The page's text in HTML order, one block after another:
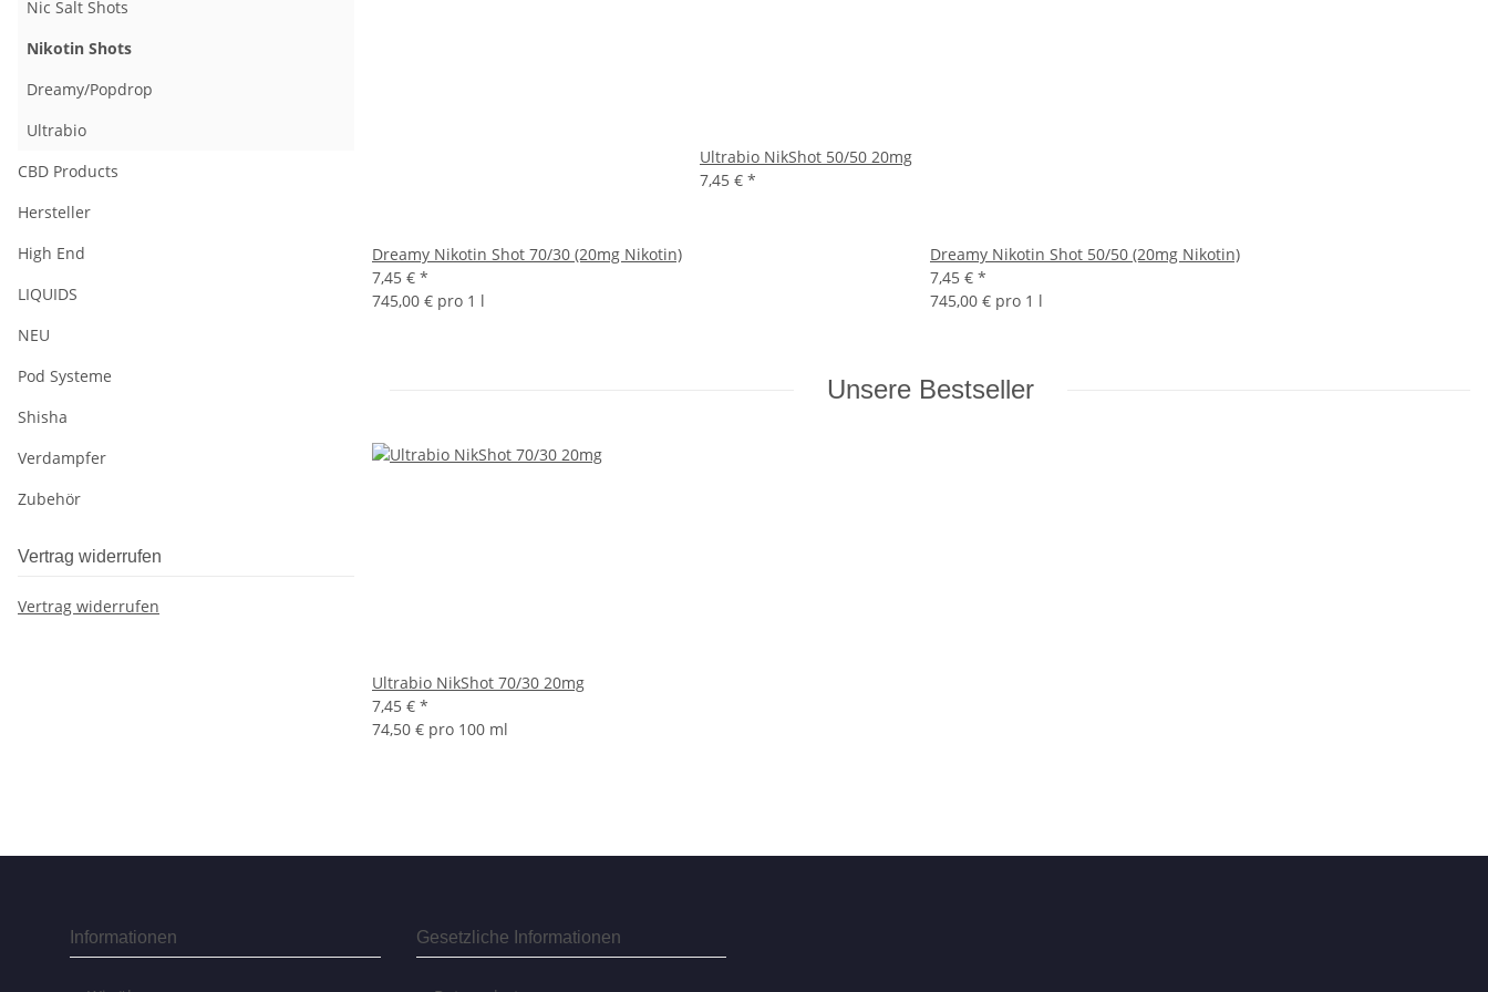
Dreamy Nikotin Shot 70/30 (20mg Nikotin)
7,45 € *
745,00 € pro 1 l
Ultrabio NikShot 50/50 20mg
7,45 € *
Dreamy Nikotin Shot 50/50 (20mg Nikotin)
7,45 € *
745,00 € pro 1 l
Unsere Bestseller
Ultrabio NikShot 70/30 20mg
7,45 € *
74,50 € pro 100 ml
Nic Salt Shots
Nikotin Shots
Dreamy/Popdrop
Ultrabio
CBD Products
Hersteller
High End
LIQUIDS
NEU
Pod Systeme
Shisha
Verdampfer
Zubehör
Vertrag widerrufen
Vertrag widerrufen
Informationen Gesetzliche Informationen